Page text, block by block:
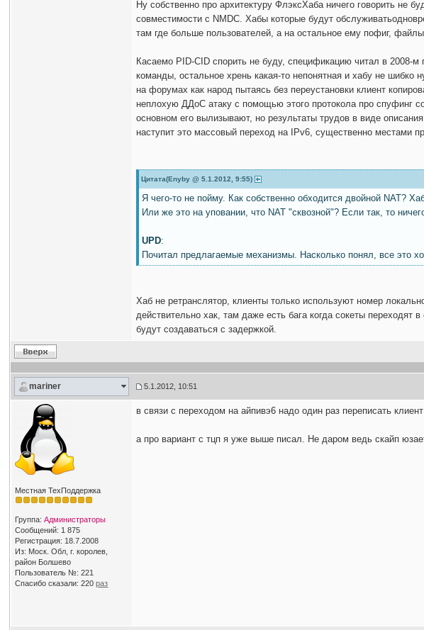
Ну собственно про архитектуру ФлэксХаба ничего говорить не
совместимости с NMDC. Хабы которые будут
там где больше пользователей, а на остальное ему пофиг,
Касаемо PID-CID спорить не буду, спецификацию читал в 2008-
команды, остальное хрень какая-то непонятная и хабу не
на форумах как народ пытаясь без переустановки клиент
неплохую ДДоС атаку с помощью этого протокола про спуфинг
основном его вылизывают, но результаты трудов в виде
наступит это массовый переход на IPv6, существенно местами
Цитата(Enyby @ 5.1.2012, 9:55)
Я чего-то не пойму. Как собственно обходится двойной NAT?
Или же это на уповании, что NAT "сквозной"? Если так, то
UPD:
Почитал предлагаемые механизмы. Насколько понял, все это
Хаб не ретранслятор, клиенты только используют номер
действительно хак, там даже есть бага когда сокеты переходят
будут создаваться с задержкой.
mariner 5.1.2012, 10:51
Местная ТехПоддержка
Группа:Администраторы
Сообщений: 1 875
Регистрация: 18.7.2008
Из: Моск. Обл, г. королев,
район Болшево
Пользователь №: 221
Спасибо сказали:220 раз
в связи с переходом на айпивэ6 надо один раз переписать
а про вариант с тцп я уже выше писал. Не даром ведь скайп